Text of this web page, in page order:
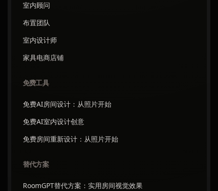
室内顾问
布置团队
室内设计师
家具电商店铺
免费工具
免费AI房间设计：从照片开始
免费AI室内设计创意
免费房间重新设计：从照片开始
替代方案
RoomGPT替代方案：实用房间视觉效果